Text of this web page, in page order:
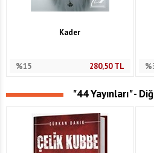
Kader
%15 280,50TL
"44 Yayınları" -